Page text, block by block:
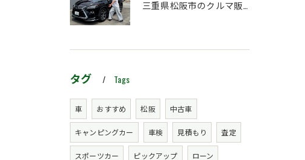
三重県松阪市のクルマ販売店マーヴェリックカーズです‼️
タグ Tags
車 おすすめ 松阪 中古車
キャンピングカー 車検 見積もり 査定
スポーツカー ピックアップ ローン